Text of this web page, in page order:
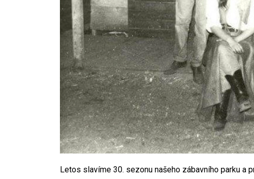
Letos slavíme 30. sezonu našeho zábavního parku a